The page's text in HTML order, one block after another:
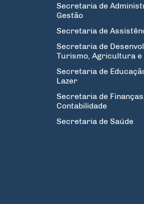
Secretaria de
Gestão
Secretaria de
Secretaria de
Turismo, Agricultura e
Secretaria de
Lazer
Secretaria de
Contabilidade
Secretaria de Saúde